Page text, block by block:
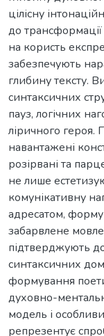
цілісну
до
на користь
забезпечують
глибину тексту.
синтаксичних
пауз, логічних
ліричного
навантажені
розірвані та
не лише
комунікативну
адресатом,
забарвлене
підтверджують
синтаксичних
формування
духовно-
модель і
репрезентує